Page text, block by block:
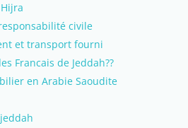
civile
et transport fourni
Francais de Jeddah??
en Arabie Saoudite